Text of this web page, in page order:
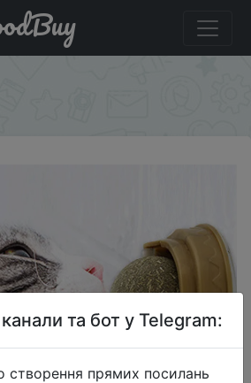
игрушка-шарик для
и натурального
та бот у Telegram:
створення прямих посилань